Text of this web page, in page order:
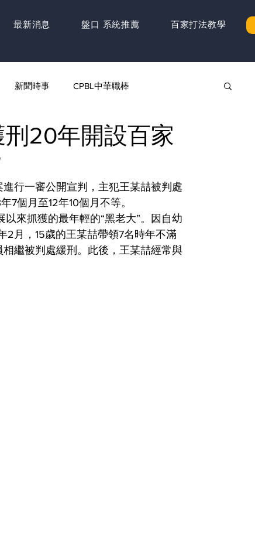
最新消息 盤口 系統推薦 百家打法教學
新聞時事 CPBL中華職棒
20年開設百家
行一審公開宣判，主犯王某喆被判處
7個月至12年10個月不等。
來抓獲的最年輕的“黑老大”。因自幼
2月，15歲的王某喆帶領7名時年不滿
繼被判處緩刑。此後，王某喆經常與